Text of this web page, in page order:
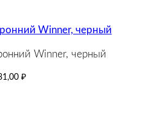
Winner, черный
₽